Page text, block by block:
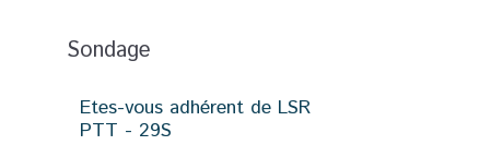
Sondage
Etes-vous adhérent de LSR
PTT - 29S